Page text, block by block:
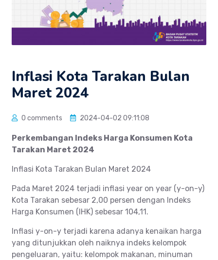
Inflasi Kota Tarakan Bulan
Maret 2024
0 comments 2024-04-02 09:11:08
Perkembangan Indeks Harga Konsumen Kota
Tarakan Maret 2024
Inflasi Kota Tarakan Bulan Maret 2024
Pada Maret 2024 terjadi inflasi year on year (y-on-y)
Kota Tarakan sebesar 2,00 persen dengan Indeks
Harga Konsumen (IHK) sebesar 104,11.
Inflasi y-on-y terjadi karena adanya kenaikan harga
yang ditunjukkan oleh naiknya indeks kelompok
pengeluaran, yaitu: kelompok makanan, minuman